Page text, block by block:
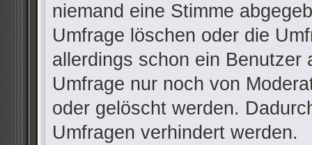
niemand eine Stimme
Umfrage löschen oder die
allerdings schon ein Benutzer
Umfrage nur noch von
oder gelöscht werden.
Umfragen verhindert werden.